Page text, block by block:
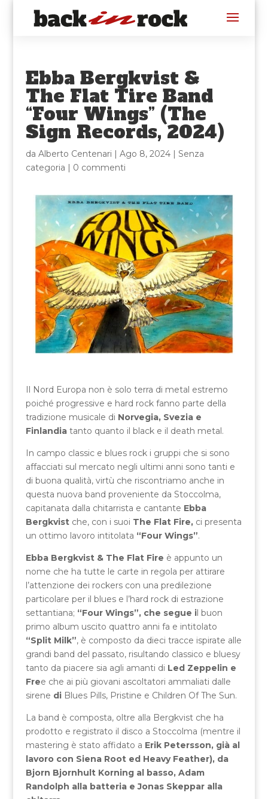
Ebba Bergkvist &
The Flat Tire Band
“Four Wings” (The
Sign Records, 2024)
da Alberto Centenari | Ago 8, 2024| Senza
categoria | 0 commenti
Il Nord Europa non è solo terra di metal estremo
poiché progressive e hard rock fanno parte della
tradizione musicale di Norvegia, Svezia e
Finlandiatanto quanto il black e il death metal.
In campo classic e blues rock i gruppi che si sono
affacciati sul mercato negli ultimi anni sono tanti e
di buona qualità, virtù che riscontriamo anche in
questa nuova band proveniente da Stoccolma,
capitanata dalla chitarrista e cantante Ebba
Bergkvist che, con i suoi The Flat Fire,ci presenta
un ottimo lavoro intitolata “Four Wings”.
Ebba Bergkvist & The Flat Fire è appunto un
nome che ha tutte le carte in regola per attirare
l’attenzione dei rockers con una predilezione
particolare per il blues e l’hard rock di estrazione
settantiana; “Four Wings”, che segue il buon
primo album uscito quattro anni fa e intitolato
“Split Milk”, è composto da dieci tracce ispirate alle
grandi band del passato, risultando classico e bluesy
tanto da piacere sia agli amanti di Led Zeppelin e
Free che ai più giovani ascoltatori ammaliati dalle
sirene di Blues Pills, Pristine e Children Of The Sun.
La band è composta, oltre alla Bergkvist che ha
prodotto e registrato il disco a Stoccolma (mentre il
mastering è stato affidato a Erik Petersson, già al
lavoro con Siena Root ed Heavy Feather), da
Bjorn Bjornhult Korning al basso, Adam
Randolph alla batteria e Jonas Skeppar alla